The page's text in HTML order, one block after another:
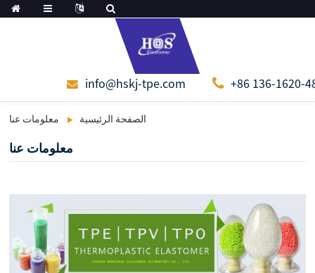
info@hskj-tpe.com +86 136-1620-
الصفحة الرئيسية معلومات عنا
معلومات عنا